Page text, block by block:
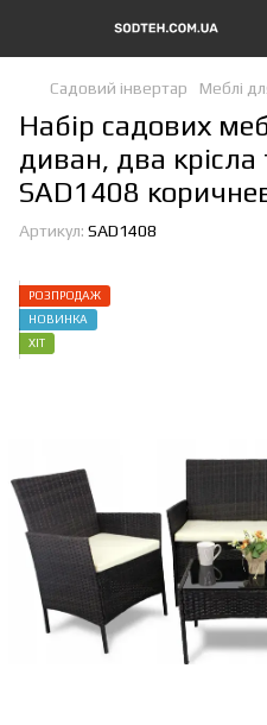
Садовий інвертар Меблі
Набір садових
диван, два крісла
SAD1408
Артикул: SAD1408
РОЗПРОДАЖ
НОВИНКА
ХІТ